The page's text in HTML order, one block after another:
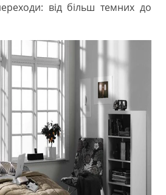
від більш темних до